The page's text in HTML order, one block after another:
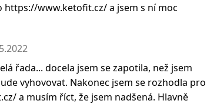
https://www.ketofit.cz/ a jsem s ní moc
řada... docela jsem se zapotila, než jsem
vyhovovat. Nakonec jsem se rozhodla pro
a musím říct, že jsem nadšená. Hlavně